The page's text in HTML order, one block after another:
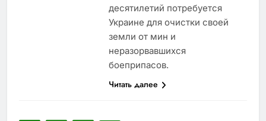
десятилетий потребуется
Украине для очистки своей
земли от мин и
неразорвавшихся
боеприпасов.
Читать далее